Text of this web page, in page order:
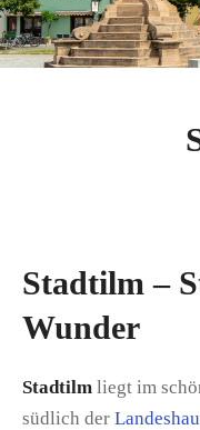
Stadtilm –
Wunder
Stadtilm liegt im
südlich der